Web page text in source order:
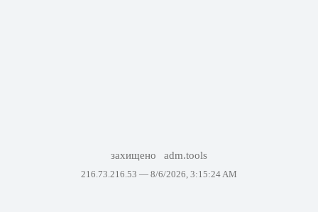
захищено adm.tools
216.73.216.53 — 8/6/2026, 3:15:24 AM